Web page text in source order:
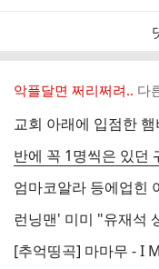
악플달면 쩌리쩌려.. 다
교회 아래에 입점한 햄
반에 꼭 1명씩은 있던
엄마코알라 등에업힌
런닝맨' 미미 "유재석
[추억띵곡] 마마무 - I